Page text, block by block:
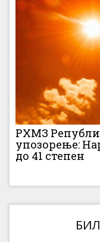
РХМЗ
упозорење:
до 41 степен